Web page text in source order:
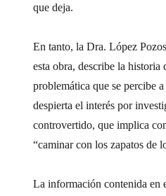
que deja.
En tanto, la Dra. López
esta obra, describe la historia
problemática que se percibe
despierta el interés por
controvertido, que implica
“caminar con los zapatos de
La información contenida en